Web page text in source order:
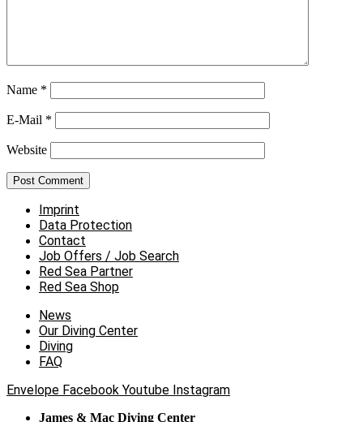
Name *
E-Mail *
Website
Imprint
Data Protection
Contact
Job Offers / Job Search
Red Sea Partner
Red Sea Shop
News
Our Diving Center
Diving
FAQ
Envelope Facebook Youtube Instagram
James & Mac Diving Center